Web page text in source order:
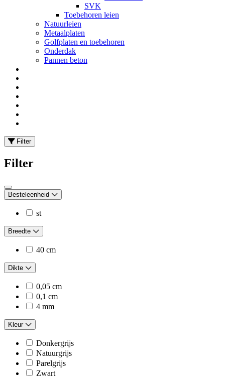
SVK
Toebehoren leien
Natuurleien
Metaalplaten
Golfplaten en toebehoren
Onderdak
Pannen beton
Filter
Filter
Besteleenheid
st
Breedte
40 cm
Dikte
0,05 cm
0,1 cm
4 mm
Kleur
Donkergrijs
Natuurgrijs
Parelgrijs
Zwart